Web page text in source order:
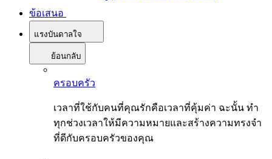
ข้อเสนอ
แรงบันดาลใจ
ย้อนกลับ
ครอบครัว
เวลาที่ใช้กับคนที่คุณรักคือเวลาที่คุ้มค่า ฉะนั้น ทำ
ทุกช่วงเวลาให้มีความหมายและสร้างความทรงจำ
ที่ดีกับครอบครัวของคุณ